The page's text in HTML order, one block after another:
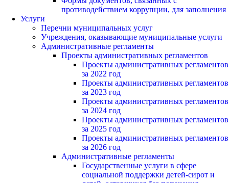
противодействием коррупции, для заполнения
Услуги
Перечни муниципальных услуг
Учреждения, оказывающие муниципальные услуги
Административные регламенты
Проекты административных регламентов
Проекты административных регламентов
за 2022 год
Проекты административных регламентов
за 2023 год
Проекты административных регламентов
за 2024 год
Проекты административных регламентов
за 2025 год
Проекты административных регламентов
за 2026 год
Административные регламенты
Государственные услуги в сфере
социальной поддержки детей-сирот и